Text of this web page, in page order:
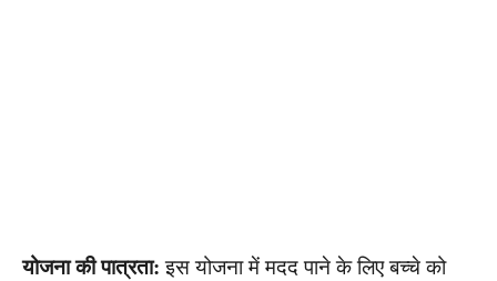
योजना की पात्रता:इस योजना में मदद पाने के लिए बच्चे को